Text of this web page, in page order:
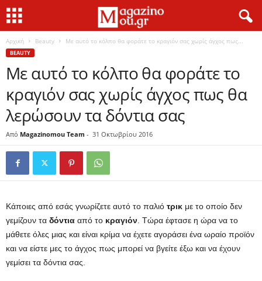
Αρχική Beauty Με αυτό το κόλπο θα φοράτε το κραγιόν σας χωρίς άγχος πως...
BEAUTY
Με αυτό το κόλπο θα φοράτε το
κραγιόν σας χωρίς άγχος πως θα
λερώσουν τα δόντια σας
Από Magazinomou Team - 31 Οκτωβρίου 2016
Κάποιες από εσάς γνωρίζετε αυτό το παλιό τρικ με το οποίο δεν
γεμίζουν τα δόντια από το κραγιόν . Τώρα έφτασε η ώρα να το
μάθετε όλες μιας και είναι κρίμα να έχετε αγοράσει ένα ωραίο προϊόν
και να είστε μες το άγχος πως μπορεί να βγείτε έξω και να έχουν
γεμίσει τα δόντια σας.